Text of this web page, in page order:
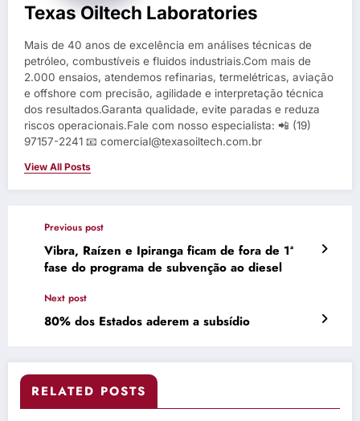
Texas Oiltech Laboratories
Mais de 40 anos de excelência em análises técnicas de
petróleo, combustíveis e fluidos industriais.Com mais de
2.000 ensaios, atendemos refinarias, termelétricas, aviação
e offshore com precisão, agilidade e interpretação técnica
dos resultados.Garanta qualidade, evite paradas e reduza
riscos operacionais.Fale com nosso especialista: 📲 (19)
97157-2241 📧 comercial@texasoiltech.com.br
View All Posts
Previous post
Vibra, Raízen e Ipiranga ficam de fora de 1ª
fase do programa de subvenção ao diesel
Next post
80% dos Estados aderem a subsídio
RELATED POSTS